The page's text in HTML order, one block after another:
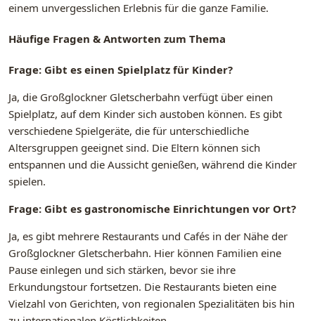
einem unvergesslichen Erlebnis für die ganze Familie.
Häufige Fragen & Antworten zum Thema
Frage: Gibt es einen Spielplatz für Kinder?
Ja, die Großglockner Gletscherbahn verfügt über einen
Spielplatz, auf dem Kinder sich austoben können. Es gibt
verschiedene Spielgeräte, die für unterschiedliche
Altersgruppen geeignet sind. Die Eltern können sich
entspannen und die Aussicht genießen, während die Kinder
spielen.
Frage: Gibt es gastronomische Einrichtungen vor Ort?
Ja, es gibt mehrere Restaurants und Cafés in der Nähe der
Großglockner Gletscherbahn. Hier können Familien eine
Pause einlegen und sich stärken, bevor sie ihre
Erkundungstour fortsetzen. Die Restaurants bieten eine
Vielzahl von Gerichten, von regionalen Spezialitäten bis hin